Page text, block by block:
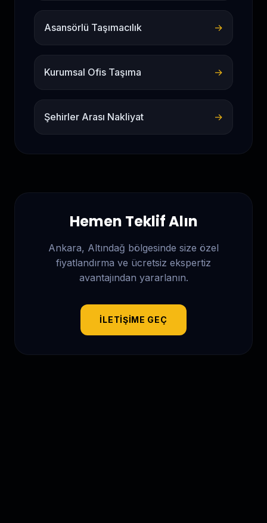
Asansörlü Taşımacılık →
Kurumsal Ofis Taşıma →
Şehirler Arası Nakliyat →
Hemen Teklif Alın
Ankara, Altındağ bölgesinde size özel
fiyatlandırma ve ücretsiz ekspertiz
avantajından yararlanın.
İLETIŞIME GEÇ